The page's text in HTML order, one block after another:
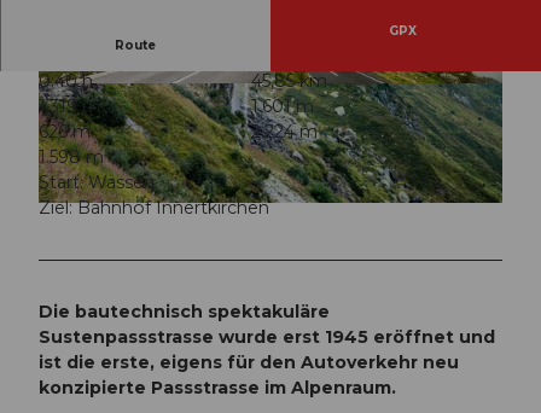
© Martin Wabel, Ferienregion Andermatt
© Martin Wabel, Ferienregion Andermatt
© Andermatt-Urserntal Tourismus GmbH, Ferie
nregion Andermatt
Route
GPX
0:40 h
45,85 km
1.319 m
1.601 m
626 m
2.224 m
1.598 m
Start: Wassen
Ziel: Bahnhof Innertkirchen
Die bautechnisch spektakuläre
Sustenpassstrasse wurde erst 1945 eröffnet und
ist die erste, eigens für den Autoverkehr neu
konzipierte Passstrasse im Alpenraum.